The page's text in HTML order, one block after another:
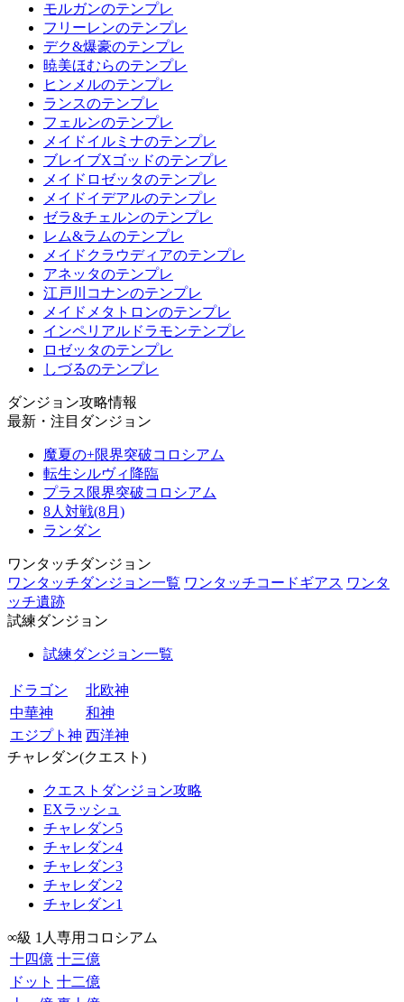
モルガンのテンプレ
フリーレンのテンプレ
デク&爆豪のテンプレ
暁美ほむらのテンプレ
ヒンメルのテンプレ
ランスのテンプレ
フェルンのテンプレ
メイドイルミナのテンプレ
ブレイブXゴッドのテンプレ
メイドロゼッタのテンプレ
メイドイデアルのテンプレ
ゼラ&チェルンのテンプレ
レム&ラムのテンプレ
メイドクラウディアのテンプレ
アネッタのテンプレ
江戸川コナンのテンプレ
メイドメタトロンのテンプレ
インペリアルドラモンテンプレ
ロゼッタのテンプレ
しづるのテンプレ
ダンジョン攻略情報
最新・注目ダンジョン
魔夏の+限界突破コロシアム
転生シルヴィ降臨
プラス限界突破コロシアム
8人対戦(8月)
ランダン
ワンタッチダンジョン
ワンタッチダンジョン一覧 ワンタッチコードギアス ワンタ
ッチ遺跡
試練ダンジョン
試練ダンジョン一覧
ドラゴン
北欧神
中華神
和神
エジプト神 西洋神
チャレダン(クエスト)
クエストダンジョン攻略
EXラッシュ
チャレダン5
チャレダン4
チャレダン3
チャレダン2
チャレダン1
∞級 1人専用コロシアム
十四億 十三億
ドット 十二億